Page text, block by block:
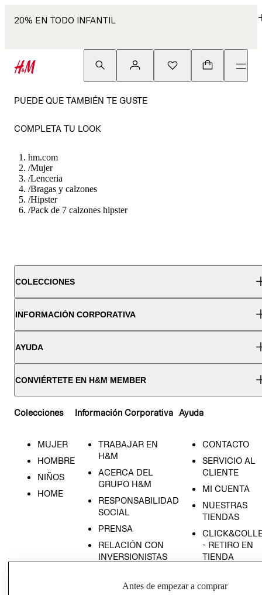
20% EN TODO INFANTIL
PUEDE QUE TAMBIÉN TE GUSTE
COMPLETA TU LOOK
hm.com
/Mujer
/Lenceria
/Bragas y calzones
/Hipster
/Pack de 7 calzones hipster
COLECCIONES
INFORMACIÓN CORPORATIVA
AYUDA
CONVIÉRTETE EN H&M MEMBER
Colecciones
MUJER
HOMBRE
NIÑOS
HOME
Información Corporativa
TRABAJAR EN
H&M
ACERCA DEL
GRUPO H&M
RESPONSABILIDAD
SOCIAL
PRENSA
RELACIÓN CON
INVERSIONISTAS
EMPRESARIAL
Ayuda
CONTACTO
SERVICIO AL
CLIENTE
MI CUENTA
NUESTRAS
TIENDAS
- RETIRO EN
TIENDA
CONDICIONES
Antes de empezar a comprar